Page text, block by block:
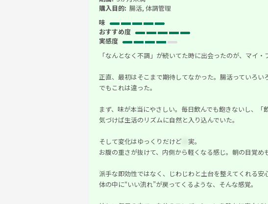
購入目的: 腸活, 体調管理
味
おすすめ度
実感度
「なんとなく不調」が続いてた時に出会ったのが、マイ・
正直、最初はそこまで期待してなかった。腸活っていろい
でもこれは違った。
まず、味が本当にやさしい。毎日飲んでも飽きないし、
気づけば生活のリズムに自然と入り込んでいた。
そして変化はゆっくりだけど
実。
お腹の重さが抜けて、内側から軽くなる感じ。朝の目覚め
派手な即効性ではなく、じわじわと土台を整えてくれる安
体の中に“いい流れ”が戻ってくるような、そんな感覚。